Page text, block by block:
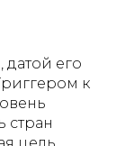
его
к
стран